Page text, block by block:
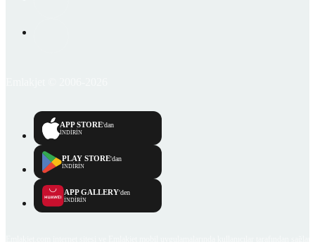
APP STORE'dan
İNDİRİN
PLAY STORE'dan
İNDİRİN
APP GALLERY'den
İNDİRİN